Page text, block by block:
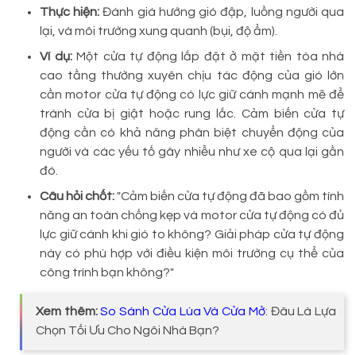
Thực hiện:Đánh giá hướng gió đập, luồng người qua
lại, và môi trường xung quanh (bụi, độ ẩm).
Ví dụ: Một cửa tự động lắp đặt ở mặt tiền tòa nhà
cao tầng thường xuyên chịu tác động của gió lớn
cần motor cửa tự động có lực giữ cánh mạnh mẽ để
tránh cửa bị giật hoặc rung lắc. Cảm biến cửa tự
động cần có khả năng phân biệt chuyển động của
người và các yếu tố gây nhiễu như xe cộ qua lại gần
đó.
Câu hỏi chốt:"Cảm biến cửa tự động đã bao gồm tính
năng an toàn chống kẹp và motor cửa tự động có đủ
lực giữ cánh khi gió to không? Giải pháp cửa tự động
này có phù hợp với điều kiện môi trường cụ thể của
công trình bạn không?"
Xem thêm:So Sánh Cửa Lùa Và Cửa Mở: Đâu Là Lựa
Chọn Tối Ưu Cho Ngôi Nhà Bạn?